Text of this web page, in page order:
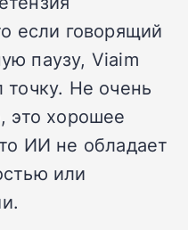
если говорящий
паузу, Viaim
точку. Не очень
это хорошее
ИИ не обладает
или